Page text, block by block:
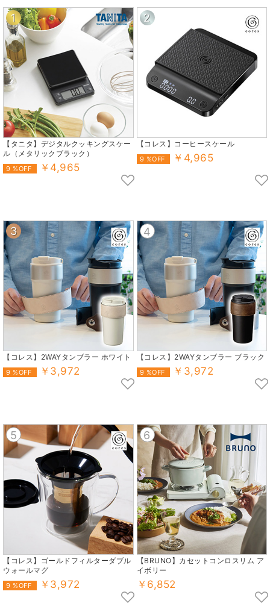
1
【タニタ】デジタルクッキングスケー
ル（メタリックブラック）
9 %OFF ￥4,965
2
【コレス】コーヒースケール
9 %OFF ￥4,965
3
【コレス】2WAYタンブラー ホワイト
9 %OFF ￥3,972
4
【コレス】2WAYタンブラー ブラック
9 %OFF ￥3,972
5
【コレス】ゴールドフィルターダブル
ウォールマグ
9 %OFF ￥3,972
6
【BRUNO】カセットコンロスリム ア
イボリー
￥6,852